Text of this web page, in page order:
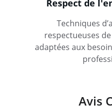
Techniques
respectueuses
adaptées aux
Respect de
Avis